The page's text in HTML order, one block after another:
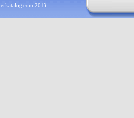
2013